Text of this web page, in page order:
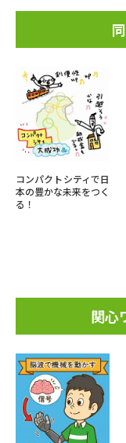
コンパクトシティで日
本の豊かな未来をつく
る！
関心